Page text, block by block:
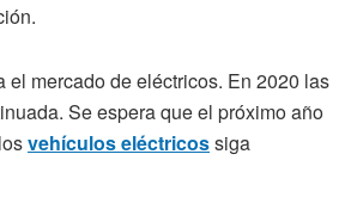
mercado de eléctricos. En 2020 las
Se espera que el próximo año
vehículos eléctricossiga